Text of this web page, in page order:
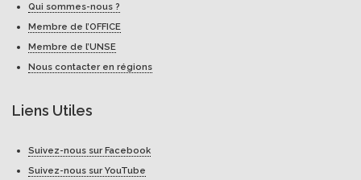
Qui sommes-nous ?
Membre de l’OFFICE
Membre de l’UNSE
Nous contacter en régions
Liens Utiles
Suivez-nous sur Facebook
Suivez-nous sur YouTube